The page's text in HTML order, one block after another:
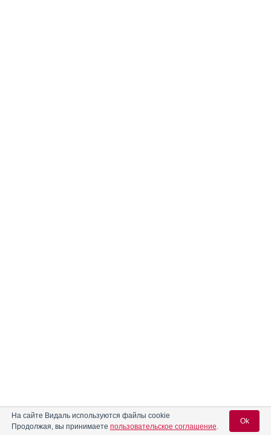
На сайте Видаль используются файлы cookie
Продолжая, вы принимаете пользовательское соглашение.
Ok